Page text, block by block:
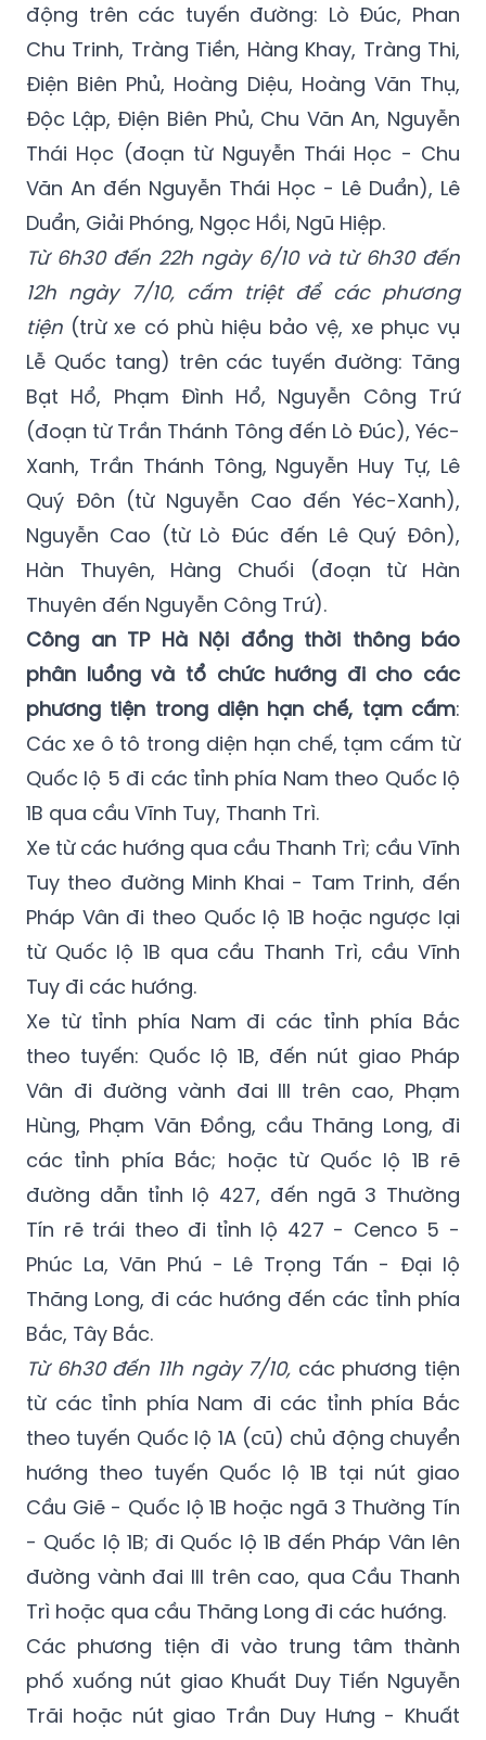
động trên các tuyến đường: Lò Đúc, Phan
Chu Trinh, Tràng Tiền, Hàng Khay, Tràng Thi,
Điện Biên Phủ, Hoàng Diệu, Hoàng Văn Thụ,
Độc Lập, Điện Biên Phủ, Chu Văn An, Nguyễn
Thái Học (đoạn từ Nguyễn Thái Học - Chu
Văn An đến Nguyễn Thái Học - Lê Duẩn), Lê
Duẩn, Giải Phóng, Ngọc Hồi, Ngũ Hiệp.
Từ 6h30 đến 22h ngày 6/10 và từ 6h30 đến
12h ngày 7/10, cấm triệt để các phương
tiện (trừ xe có phù hiệu bảo vệ, xe phục vụ
Lễ Quốc tang) trên các tuyến đường: Tăng
Bạt Hổ, Phạm Đình Hổ, Nguyễn Công Trứ
(đoạn từ Trần Thánh Tông đến Lò Đúc), Yéc-
Xanh, Trần Thánh Tông, Nguyễn Huy Tự, Lê
Quý Đôn (từ Nguyễn Cao đến Yéc-Xanh),
Nguyễn Cao (từ Lò Đúc đến Lê Quý Đôn),
Hàn Thuyên, Hàng Chuối (đoạn từ Hàn
Thuyên đến Nguyễn Công Trứ).
Công an TP Hà Nội đồng thời thông báo
phân luồng và tổ chức hướng đi cho các
phương tiện trong diện hạn chế, tạm cấm:
Các xe ô tô trong diện hạn chế, tạm cấm từ
Quốc lộ 5 đi các tỉnh phía Nam theo Quốc lộ
1B qua cầu Vĩnh Tuy, Thanh Trì.
Xe từ các hướng qua cầu Thanh Trì; cầu Vĩnh
Tuy theo đường Minh Khai - Tam Trinh, đến
Pháp Vân đi theo Quốc lộ 1B hoặc ngược lại
từ Quốc lộ 1B qua cầu Thanh Trì, cầu Vĩnh
Tuy đi các hướng.
Xe từ tỉnh phía Nam đi các tỉnh phía Bắc
theo tuyến: Quốc lộ 1B, đến nút giao Pháp
Vân đi đường vành đai III trên cao, Phạm
Hùng, Phạm Văn Đồng, cầu Thăng Long, đi
các tỉnh phía Bắc; hoặc từ Quốc lộ 1B rẽ
đường dẫn tỉnh lộ 427, đến ngã 3 Thường
Tín rẽ trái theo đi tỉnh lộ 427 - Cenco 5 -
Phúc La, Văn Phú - Lê Trọng Tấn - Đại lộ
Thăng Long, đi các hướng đến các tỉnh phía
Bắc, Tây Bắc.
Từ 6h30 đến 11h ngày 7/10, các phương tiện
từ các tỉnh phía Nam đi các tỉnh phía Bắc
theo tuyến Quốc lộ 1A (cũ) chủ động chuyển
hướng theo tuyến Quốc lộ 1B tại nút giao
Cầu Giẽ - Quốc lộ 1B hoặc ngã 3 Thường Tín
- Quốc lộ 1B; đi Quốc lộ 1B đến Pháp Vân lên
đường vành đai III trên cao, qua Cầu Thanh
Trì hoặc qua cầu Thăng Long đi các hướng.
Các phương tiện đi vào trung tâm thành
phố xuống nút giao Khuất Duy Tiến Nguyễn
Trãi hoặc nút giao Trần Duy Hưng - Khuất